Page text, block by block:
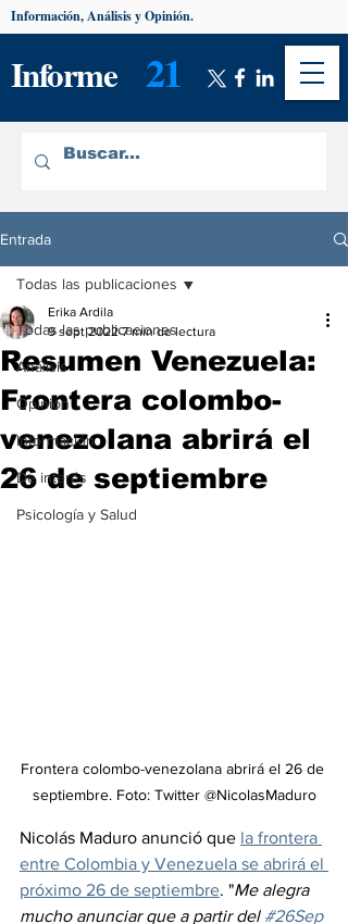
Informe 21
Información, Análisis y Opinión.
Entrada
Todas las publicaciones
Análisis
Opinión
Información
De interés
Psicología y Salud
Todas las publicaciones
Resumen Venezuela:
Frontera colombo-
venezolana abrirá el
26 de septiembre
Erika Ardila
9 sept 2022 7 min de lectura
Frontera colombo-venezolana abrirá el 26 de
septiembre. Foto: Twitter @NicolasMaduro
Nicolás Maduro anunció que la frontera
entre Colombia y Venezuela se abrirá el
próximo 26 de septiembre. "Me alegra
mucho anunciar que a partir del #26Sep